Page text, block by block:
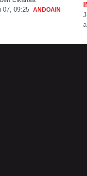
07, 09:25 ANDOAIN